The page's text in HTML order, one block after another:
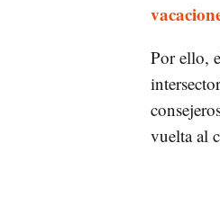
Por ello,
vuelta al